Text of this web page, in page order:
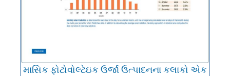
માસિક ફોટોવોલ્ટેઇક ઉર્જા ઉત્પાદનના કલાકો એક